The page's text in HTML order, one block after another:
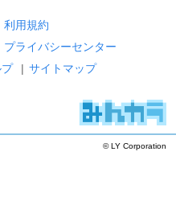
利用規約
プライバシーセンター
| サイトマップ
© LY Corporation